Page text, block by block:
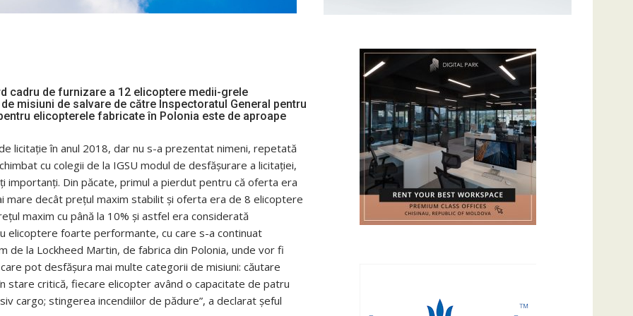
cadru de furnizare a 12 elicoptere medii-grele
misiuni de salvare de către Inspectoratul General pentru
elicopterele fabricate în Polonia este de aproape
licitaţie în anul 2018, dar nu s-a prezentat nimeni, repetată
cu colegii de la IGSU modul de desfăşurare a licitaţiei,
Din păcate, primul a pierdut pentru că oferta era
mare decât preţul maxim stabilit şi oferta era de 8 elicoptere
maxim cu până la 10% şi astfel era considerată
elicoptere foarte performante, cu care s-a continuat
de la Lockheed Martin, de fabrica din Polonia, unde vor fi
pot desfăşura mai multe categorii de misiuni: căutare
stare critică, fiecare elicopter având o capacitate de patru
cargo; stingerea incendiilor de pădure”, a declarat şeful